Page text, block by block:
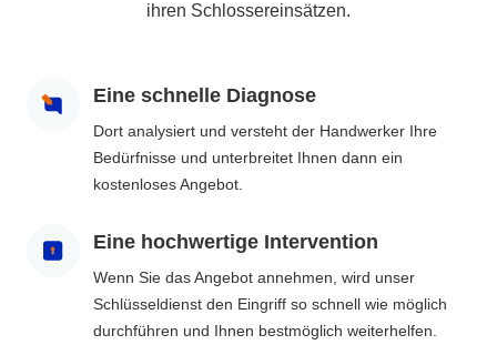
ihren Schlossereinsätzen.
Eine schnelle Diagnose
Dort analysiert und versteht der Handwerker Ihre
Bedürfnisse und unterbreitet Ihnen dann ein
kostenloses Angebot.
Eine hochwertige Intervention
Wenn Sie das Angebot annehmen, wird unser
Schlüsseldienst den Eingriff so schnell wie möglich
durchführen und Ihnen bestmöglich weiterhelfen.